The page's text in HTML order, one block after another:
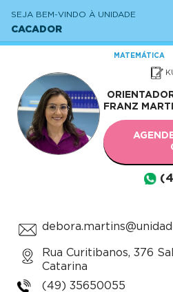
SEJA BEM-VINDO À UNIDADE
CACADOR
MATEMÁTICA
FRANZ
Rua Curitibanos, 376
Catarina
(49) 35650055